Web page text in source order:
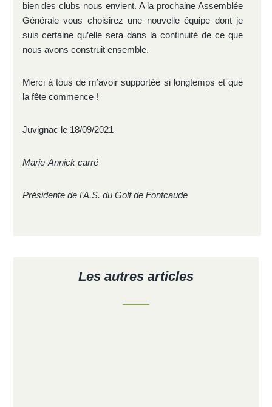
bien des clubs nous envient. A la prochaine Assemblée
Générale vous choisirez une nouvelle équipe dont je
suis certaine qu’elle sera dans la continuité de ce que
nous avons construit ensemble.
Merci à tous de m’avoir supportée si longtemps et que
la fête commence !
Juvignac le 18/09/2021
Marie-Annick carré
Présidente de l’A.S. du Golf de Fontcaude
Les autres articles